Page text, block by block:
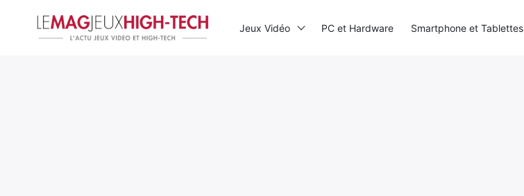
Jeux Vidéo PC et Hardware Smartphone et Tablettes